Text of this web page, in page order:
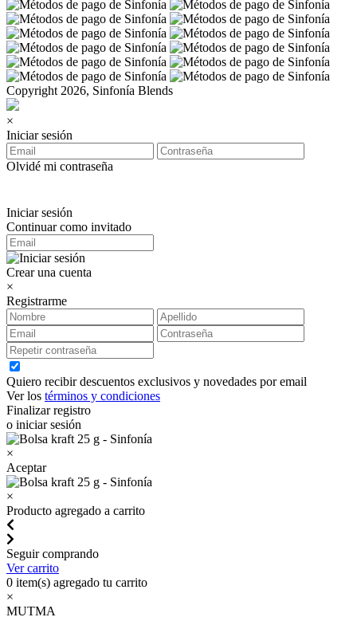
Copyright 2026, Sinfonía Blends
×
Iniciar sesión
Olvidé mi contraseña
Iniciar sesión
Continuar como invitado
Crear una cuenta
×
Registrarme
Quiero recibir descuentos exclusivos y novedades por email
Ver los términos y condiciones
Finalizar registro
o iniciar sesión
×
Aceptar
×
Producto agregado a carrito
Seguir comprando
Ver carrito
0 item(s) agregado tu carrito
×
MUTMA